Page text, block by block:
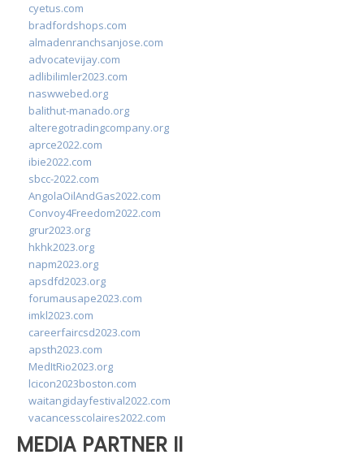
cyetus.com
bradfordshops.com
almadenranchsanjose.com
advocatevijay.com
adlibilimler2023.com
naswwebed.org
balithut-manado.org
alteregotradingcompany.org
aprce2022.com
ibie2022.com
sbcc-2022.com
AngolaOilAndGas2022.com
Convoy4Freedom2022.com
grur2023.org
hkhk2023.org
napm2023.org
apsdfd2023.org
forumausape2023.com
imkl2023.com
careerfaircsd2023.com
apsth2023.com
MedItRio2023.org
lcicon2023boston.com
waitangidayfestival2022.com
vacancesscolaires2022.com
MEDIA PARTNER II